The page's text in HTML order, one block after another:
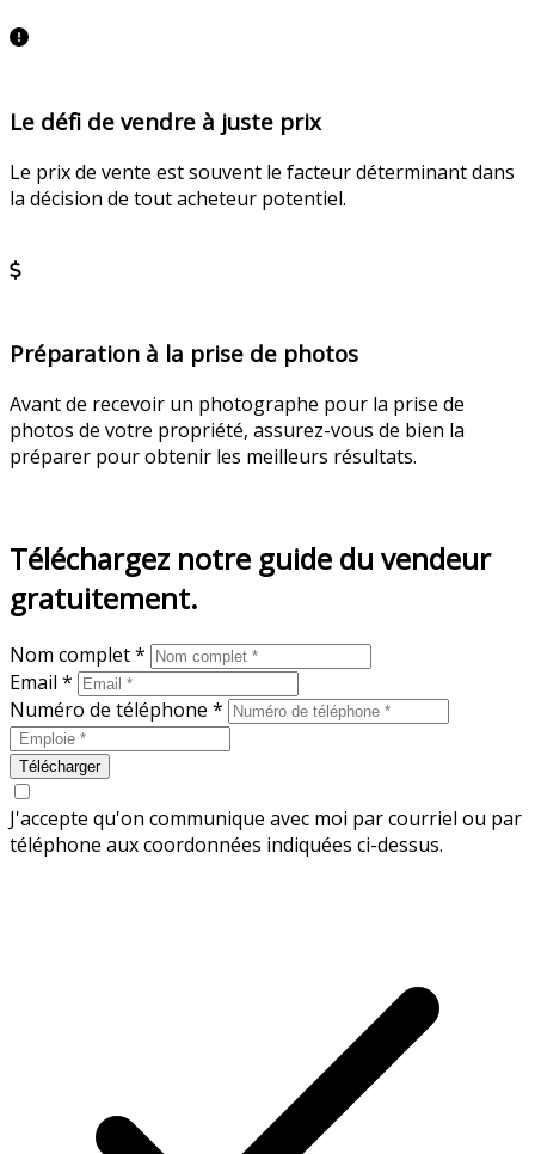
Le défi de vendre à juste prix
Le prix de vente est souvent le facteur déterminant dans
la décision de tout acheteur potentiel.
Préparation à la prise de photos
Avant de recevoir un photographe pour la prise de
photos de votre propriété, assurez-vous de bien la
préparer pour obtenir les meilleurs résultats.
Téléchargez notre guide du vendeur
gratuitement.
Nom complet *
Email *
Numéro de téléphone *
Télécharger
J'accepte qu'on communique avec moi par courriel ou par
téléphone aux coordonnées indiquées ci-dessus.